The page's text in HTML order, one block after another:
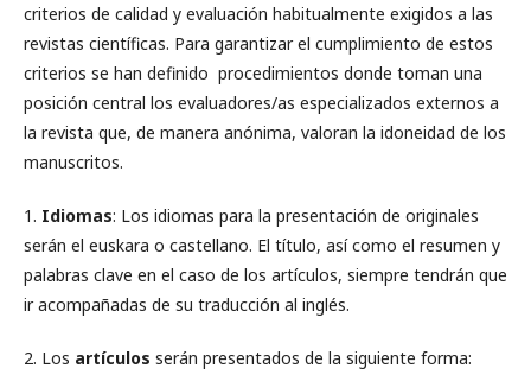
criterios de calidad y evaluación habitualmente exigidos a las
revistas científicas. Para garantizar el cumplimiento de estos
criterios se han definido procedimientos donde toman una
posición central los evaluadores/as especializados externos a
la revista que, de manera anónima, valoran la idoneidad de los
manuscritos.
1. Idiomas: Los idiomas para la presentación de originales
serán el euskara o castellano. El título, así como el resumen y
palabras clave en el caso de los artículos, siempre tendrán que
ir acompañadas de su traducción al inglés.
2. Los artículos serán presentados de la siguiente forma: